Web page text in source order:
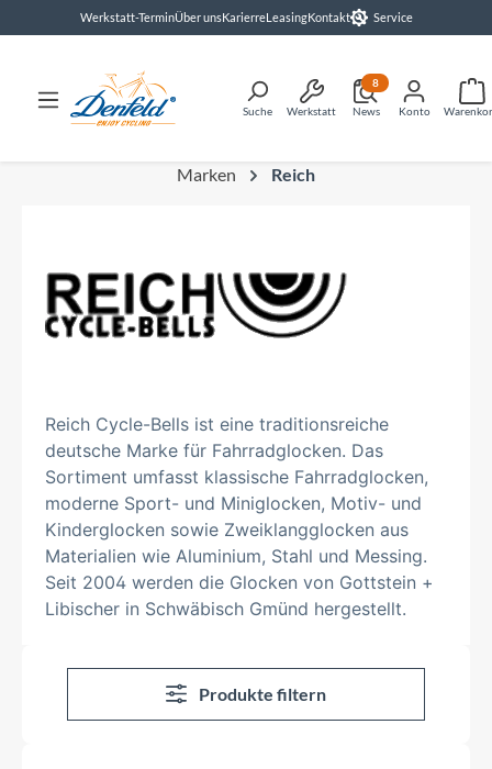
springenWerkstatt-TerminÜber unsKarierreLeasingKontakt Service
Suche Werkstatt News
8
Konto
Marken Reich
Reich Cycle-Bells ist eine traditionsreiche
deutsche Marke für Fahrradglocken. Das
Sortiment umfasst klassische Fahrradglocken,
moderne Sport- und Miniglocken, Motiv- und
Kinderglocken sowie Zweiklangglocken aus
Materialien wie Aluminium, Stahl und Messing.
Seit 2004 werden die Glocken von Gottstein +
Libischer in Schwäbisch Gmünd hergestellt.
Produkte filtern